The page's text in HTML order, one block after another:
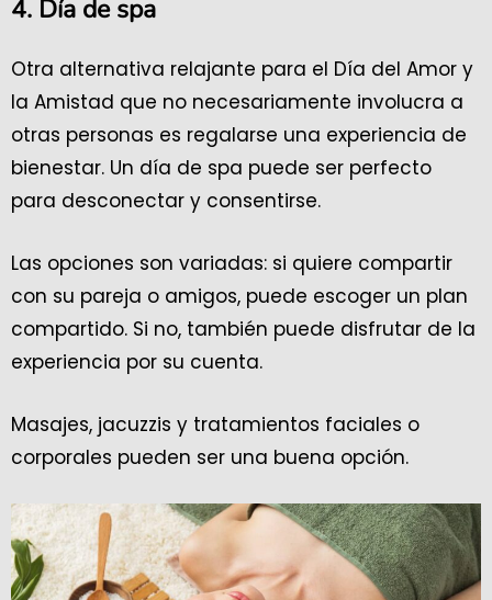
4. Día de spa
Otra alternativa relajante para el Día del Amor y
la Amistad que no necesariamente involucra a
otras personas es regalarse una experiencia de
bienestar. Un día de spa puede ser perfecto
para desconectar y consentirse.
Las opciones son variadas: si quiere compartir
con su pareja o amigos, puede escoger un plan
compartido. Si no, también puede disfrutar de la
experiencia por su cuenta.
Masajes, jacuzzis y tratamientos faciales o
corporales pueden ser una buena opción.